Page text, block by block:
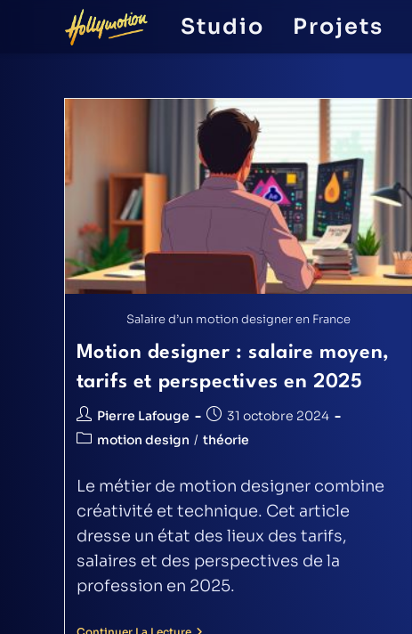
Studio Projets
Salaire d’un motion designer en France
Motion designer : salaire moyen,
tarifs et perspectives en 2025
Pierre Lafouge
31 octobre 2024
motion design / théorie
Le métier de motion designer combine
créativité et technique. Cet article
dresse un état des lieux des tarifs,
salaires et des perspectives de la
profession en 2025.